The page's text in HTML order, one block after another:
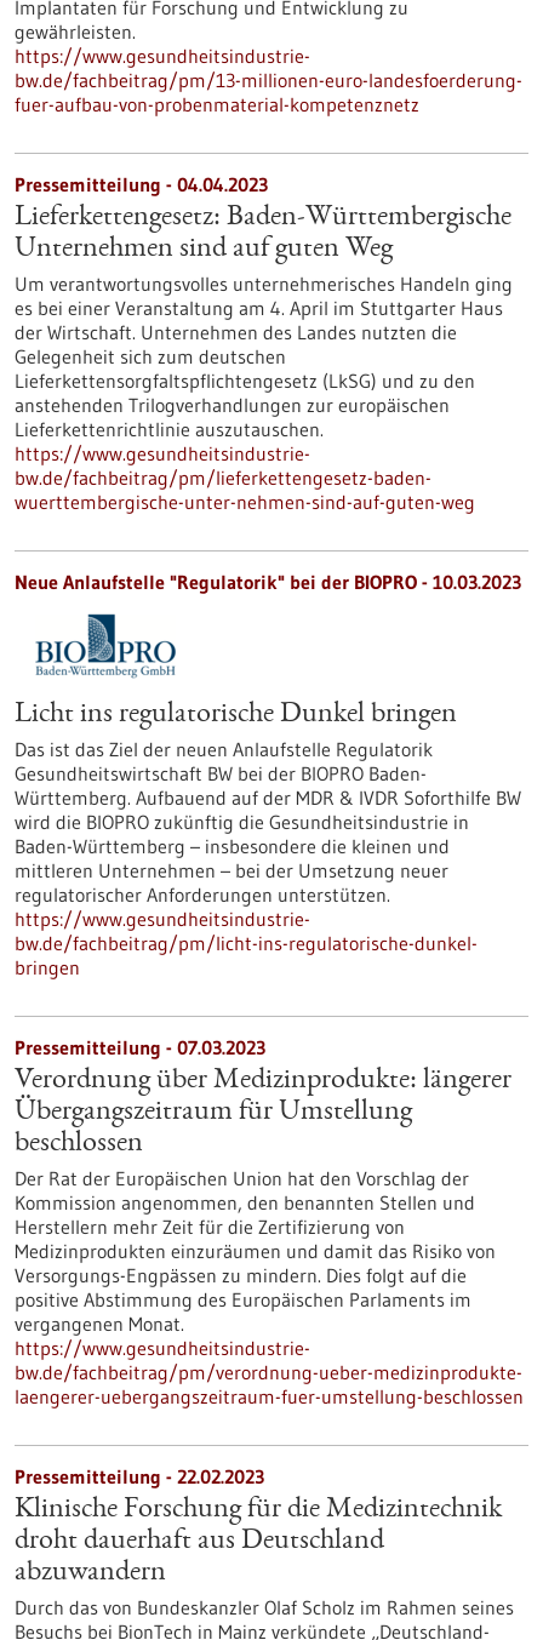
Implantaten für Forschung und Entwicklung zu
gewährleisten.
https://www.gesundheitsindustrie-
bw.de/fachbeitrag/pm/13-millionen-euro-landesfoerderung-
fuer-aufbau-von-probenmaterial-kompetenznetz
Pressemitteilung - 04.04.2023
Lieferkettengesetz: Baden-Württembergische
Unter­nehmen sind auf guten Weg
Um verantwortungsvolles unternehmerisches Handeln ging
es bei einer Veranstaltung am 4. April im Stuttgarter Haus
der Wirtschaft. Unternehmen des Landes nutzten die
Gelegenheit sich zum deutschen
Lieferkettensorgfaltspflichtengesetz (LkSG) und zu den
anstehenden Trilogverhandlungen zur europäischen
Lieferkettenrichtlinie auszutauschen.
https://www.gesundheitsindustrie-
bw.de/fachbeitrag/pm/lieferkettengesetz-baden-
wuerttembergische-unter-nehmen-sind-auf-guten-weg
Neue Anlaufstelle "Regulatorik" bei der BIOPRO - 10.03.2023
Licht ins regulatorische Dunkel bringen
Das ist das Ziel der neuen Anlaufstelle Regulatorik
Gesundheitswirtschaft BW bei der BIOPRO Baden-
Württemberg. Aufbauend auf der MDR & IVDR Soforthilfe BW
wird die BIOPRO zukünftig die Gesundheitsindustrie in
Baden-Württemberg – insbesondere die kleinen und
mittleren Unternehmen – bei der Umsetzung neuer
regulatorischer Anforderungen unterstützen.
https://www.gesundheitsindustrie-
bw.de/fachbeitrag/pm/licht-ins-regulatorische-dunkel-
bringen
Pressemitteilung - 07.03.2023
Verordnung über Medizinprodukte: längerer
Übergangszeitraum für Umstellung
beschlossen
Der Rat der Europäischen Union hat den Vorschlag der
Kommission angenommen, den benannten Stellen und
Herstellern mehr Zeit für die Zertifizierung von
Medizinprodukten einzuräumen und damit das Risiko von
Versorgungs-Engpässen zu mindern. Dies folgt auf die
positive Abstimmung des Europäischen Parlaments im
vergangenen Monat.
https://www.gesundheitsindustrie-
bw.de/fachbeitrag/pm/verordnung-ueber-medizinprodukte-
laengerer-uebergangszeitraum-fuer-umstellung-beschlossen
Pressemitteilung - 22.02.2023
Klinische Forschung für die Medizintechnik
droht dauerhaft aus Deutschland
abzuwandern
Durch das von Bundeskanzler Olaf Scholz im Rahmen seines
Besuchs bei BionTech in Mainz verkündete „Deutschland-